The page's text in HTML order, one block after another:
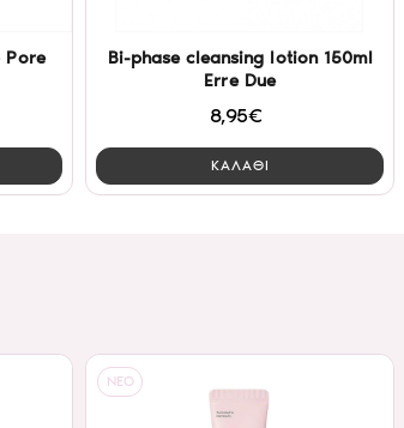
Pore
Bi-phase cleansing lotion 150ml
Erre Due
8,95€
ΚΑΛΑΘΙ
NEO